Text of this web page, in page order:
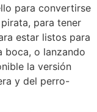
para convertirse
para tener
estar listos para
boca, o lanzando
la versión
y del perro-